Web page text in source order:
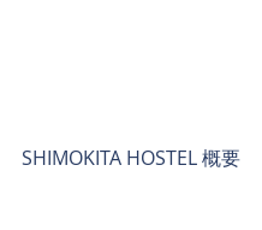
SHIMOKITA HOSTEL 概要